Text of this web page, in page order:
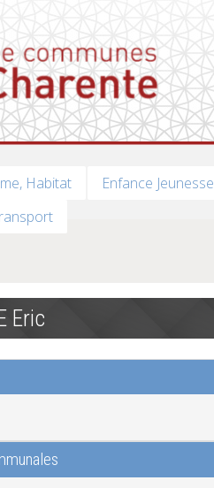
Habitat Enfance Jeunesse
Eric